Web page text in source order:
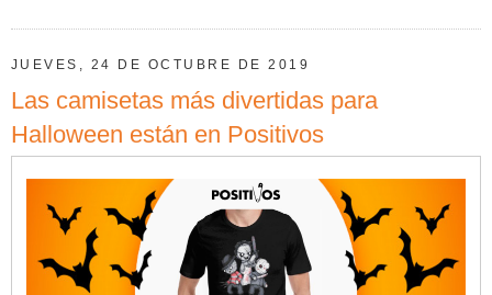
JUEVES, 24 DE OCTUBRE DE 2019
Las camisetas más divertidas para
Halloween están en Positivos